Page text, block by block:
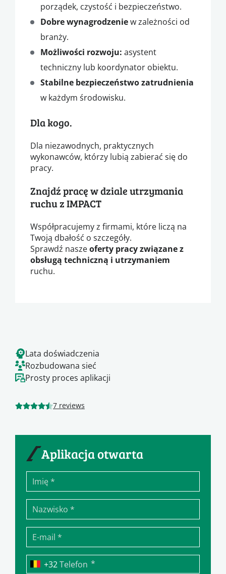
porządek, czystość i bezpieczeństwo.
Dobre wynagrodzeniew zależności od
branży.
Możliwości rozwoju: asystent
techniczny lub koordynator obiektu.
Stabilne bezpieczeństwo zatrudnienia
w każdym środowisku.
Dla kogo.
Dla niezawodnych, praktycznych
wykonawców, którzy lubią zabierać się do
pracy.
Znajdź pracę w dziale utrzymania
ruchu z IMPACT
Współpracujemy z firmami, które liczą na
Twoją dbałość o szczegóły.
Sprawdź naszeoferty pracy związane z
obsługą techniczną i utrzymaniem
ruchu.
Aplikacja otwarta
Telefon *
Lata doświadczenia
Rozbudowana sieć
Prosty proces aplikacji
7 reviews